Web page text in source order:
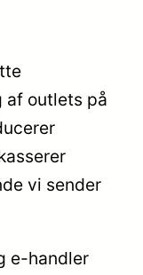
af outlets på
vi sender
e-handler